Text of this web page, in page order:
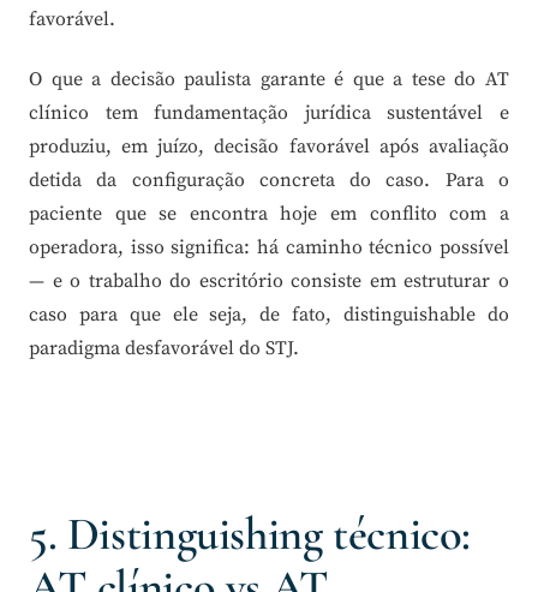
favorável.
O que a decisão paulista garante é que a tese do AT
clínico tem fundamentação jurídica sustentável e
produziu, em juízo, decisão favorável após avaliação
detida da configuração concreta do caso. Para o
paciente que se encontra hoje em conflito com a
operadora, isso significa: há caminho técnico possível
— e o trabalho do escritório consiste em estruturar o
caso para que ele seja, de fato, distinguishable do
paradigma desfavorável do STJ.
5. Distinguishing técnico: